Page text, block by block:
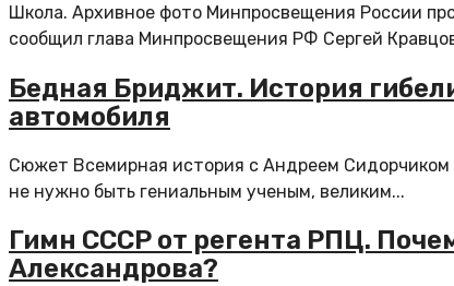
Школа. Архивное фото Минпросвещения России
сообщил глава Минпросвещения РФ Сергей
Бедная Бриджит. История
автомобиля
Сюжет Всемирная история с Андреем
не нужно быть гениальным ученым, великим...
Гимн СССР от регента РПЦ.
Александрова?